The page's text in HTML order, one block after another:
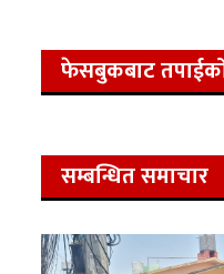
फेसबुकबाट तपाईको
सम्बन्धित समाचार